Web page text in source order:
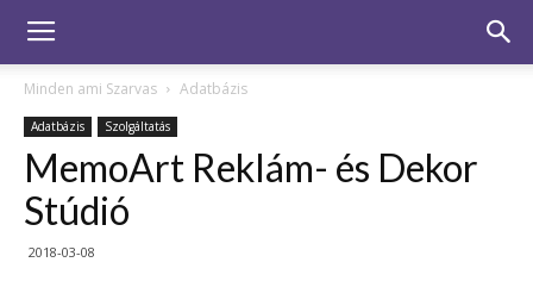
Minden ami Szarvas Adatbázis
Adatbázis Szolgáltatás
MemoArt Reklám- és Dekor
Stúdió
2018-03-08